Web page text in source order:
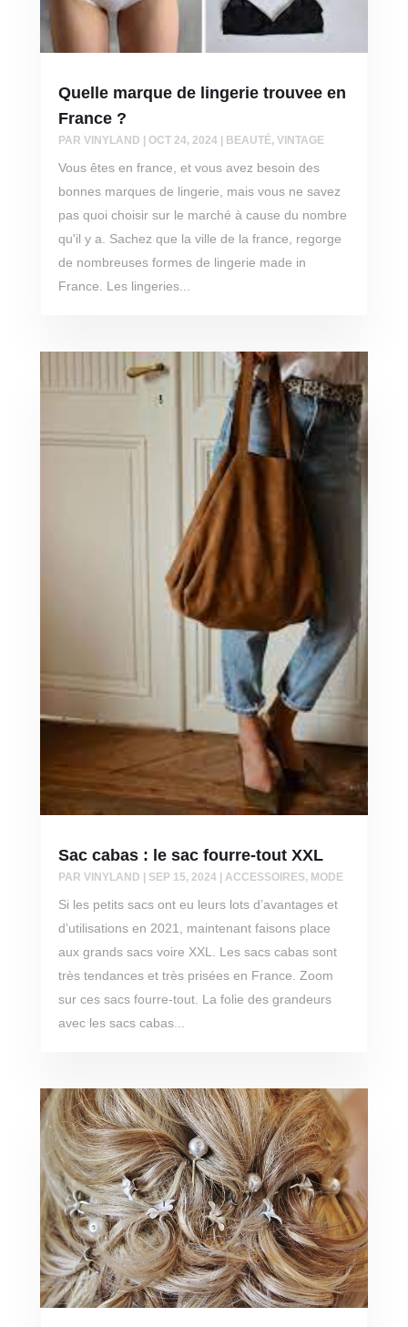
Quelle marque de lingerie trouvee en
France ?
PAR VINYLAND | OCT 24, 2024| BEAUTÉ, VINTAGE
Vous êtes en france, et vous avez besoin des
bonnes marques de lingerie, mais vous ne savez
pas quoi choisir sur le marché à cause du nombre
qu'il y a. Sachez que la ville de la france, regorge
de nombreuses formes de lingerie made in
France. Les lingeries...
Sac cabas : le sac fourre-tout XXL
PAR VINYLAND SEP 15, 2024| ACCESSOIRES, MODE
Si les petits sacs ont eu leurs lots d’avantages et
d’utilisations en 2021, maintenant faisons place
aux grands sacs voire XXL. Les sacs cabas sont
très tendances et très prisées en France. Zoom
sur ces sacs fourre-tout. La folie des grandeurs
avec les sacs cabas...